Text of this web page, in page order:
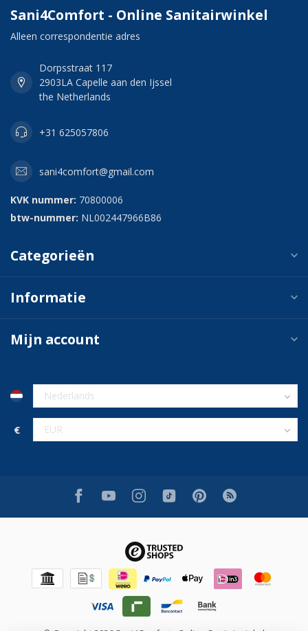
Sani4Comfort - Online Sanitairwinkel
Alleen correspondentie adres
Dorpsstraat 117
2903LA Capelle aan den Ijssel
the Netherlands
+31 625057806
sani4comfort@gmail.com
KVK nummer: 70800006
btw-nummer: NL002447966B86
Categorieën
Informatie
Mijn account
€